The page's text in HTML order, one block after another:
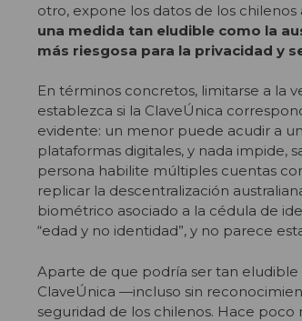
otro, expone los datos de los chilenos
una medida tan eludible como la
más riesgosa para la privacidad y
En términos concretos, limitarse a la
establezca si la ClaveÚnica
evidente: un menor puede acudir a
plataformas digitales, y nada impide,
persona habilite múltiples cuentas
replicar la descentralización
biométrico asociado a la cédula de
“edad y no identidad”, y no parece
Aparte de que podría ser tan
ClaveÚnica —incluso sin
seguridad de los chilenos. Hace